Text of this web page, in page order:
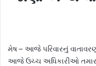
મેષ – આજે પરિવારનું
આજે ઉચ્ચ અધિકારીઓ